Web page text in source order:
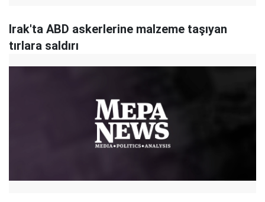
Irak'ta ABD askerlerine malzeme taşıyan
tırlara saldırı